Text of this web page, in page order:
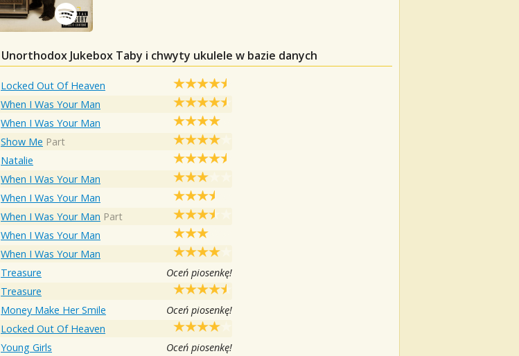
Unorthodox Jukebox Taby i chwyty ukulele w bazie danych
Locked Out Of Heaven
When I Was Your Man
When I Was Your Man
Show Me Part
Natalie
When I Was Your Man
When I Was Your Man
When I Was Your Man Part
When I Was Your Man
When I Was Your Man
Treasure Oceń piosenkę!
Treasure
Money Make Her Smile Oceń piosenkę!
Locked Out Of Heaven
Young Girls Oceń piosenkę!